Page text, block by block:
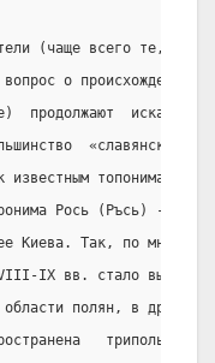
(чаще всего те, для
вопрос о происхождении
продолжают  искать
«славянских»
топонимам.
Рось (Ръсь) -
Киева. Так, по мнению
IX вв. стало
полян, в древней
трипольская